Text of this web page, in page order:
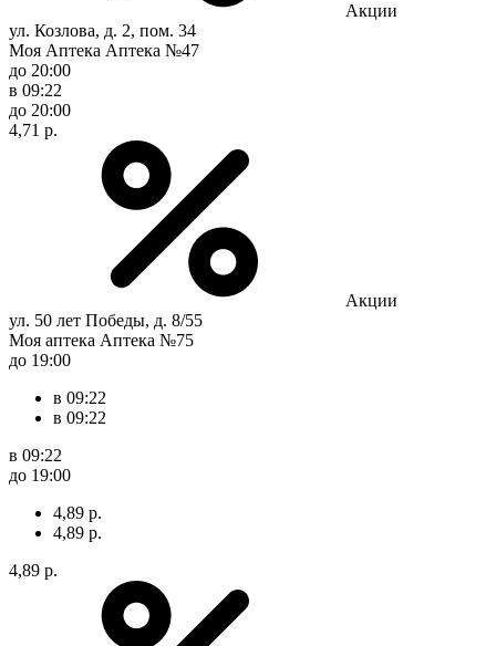
Акции
ул. Козлова, д. 2, пом. 34
Моя Аптека Аптека №47
до 20:00
в 09:22
до 20:00
4,71 р.
Акции
ул. 50 лет Победы, д. 8/55
Моя аптека Аптека №75
до 19:00
в 09:22
в 09:22
в 09:22
до 19:00
4,89 р.
4,89 р.
4,89 р.